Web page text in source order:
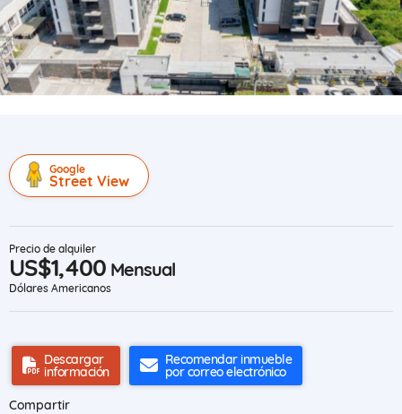
Google
Street View
Precio de alquiler
US$1,400 Mensual
Dólares Americanos
Descargar
información
Recomendar inmueble
por correo electrónico
Compartir